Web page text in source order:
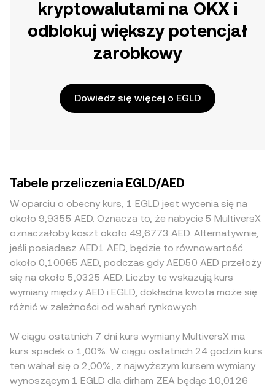
kryptowalutami na OKX i
odblokuj większy potencjał
zarobkowy
Dowiedz się więcej o EGLD
Tabele przeliczenia EGLD/AED
W oparciu o obecny kurs, 1 EGLD jest wycenia się na
około 9,9355 AED. Oznacza to, że nabycie 5 MultiversX
oznaczałoby koszt około 49,6773 AED. Alternatywnie,
jeśli posiadasz AED1 AED, będzie to równowartość
około 0,10065 AED, podczas gdy AED50 AED przełoży
się na około 5,0325 AED. Liczby te wskazują kurs
wymiany między AED i EGLD, dokładna kwota może się
różnić w zależności od wahań rynkowych.
W ciągu ostatnich 7 dni kurs wymiany MultiversX ma
kurs spadek o 1,00%. W ciągu ostatnich 24 godzin kurs
ten wahał się o 2,00%, z najwyższym kursem wymiany
wynoszącym 1 EGLD dla dirham ZEA będąc 10,0126